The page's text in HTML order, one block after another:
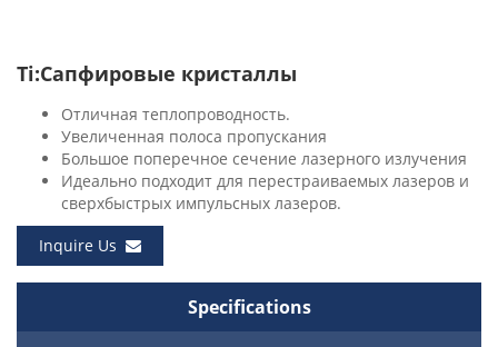
Ti:Сапфировые кристаллы
Отличная теплопроводность.
Увеличенная полоса пропускания
Большое поперечное сечение лазерного излучения
Идеально подходит для перестраиваемых лазеров и
сверхбыстрых импульсных лазеров.
Inquire Us
Specifications